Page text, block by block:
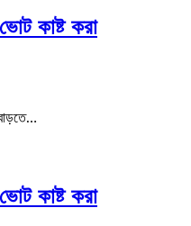
কাষ্ট করা
কাষ্ট করা